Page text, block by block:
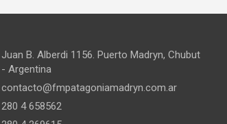
Juan B. Alberdi 1156. Puerto Madryn, Chubut
- Argentina
contacto@fmpatagoniamadryn.com.ar
280 4 658562